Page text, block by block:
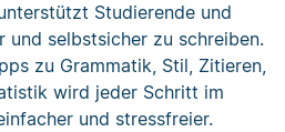
Studierende und
und selbstsicher zu schreiben.
zu Grammatik, Stil, Zitieren,
wird jeder Schritt im
und stressfreier.